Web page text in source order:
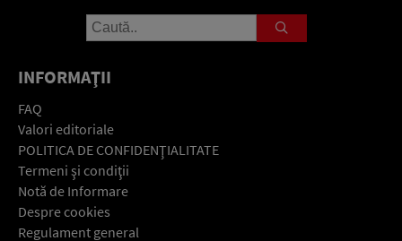
INFORMAŢII
FAQ
Valori editoriale
POLITICA DE CONFIDENŢIALITATE
Termeni şi condiţii
Notă de Informare
Despre cookies
Regulament general